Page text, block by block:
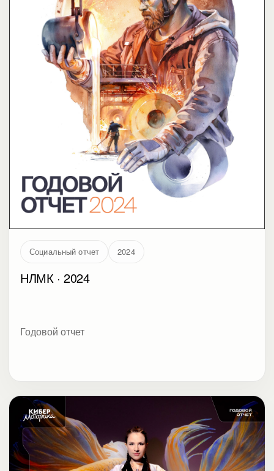
Социальный отчет 2024
НЛМК · 2024
Годовой отчет